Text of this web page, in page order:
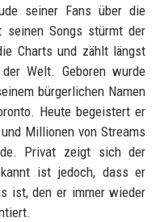
seiner Fans über die
seinen Songs stürmt der
Charts und zählt längst
Welt. Geboren wurde
bürgerlichen Namen
Heute begeistert er
Millionen von Streams
Privat zeigt sich der
ist jedoch, dass er
ist, den er immer wieder